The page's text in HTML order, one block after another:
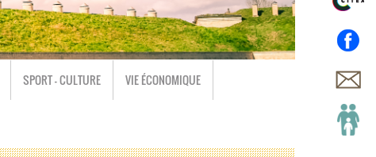
SPORT - CULTURE VIE ÉCONOMIQUE